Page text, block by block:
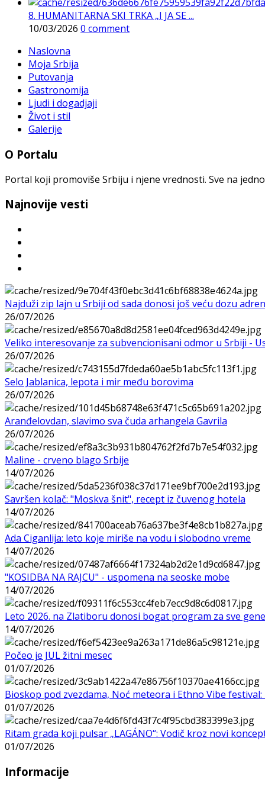
8. HUMANITARNA SKI TRKA „I JA SE ...
10/03/2026 0 comment
Naslovna
Moja Srbija
Putovanja
Gastronomija
Ljudi i dogadjaji
Život i stil
Galerije
O Portalu
Portal koji promoviše Srbiju i njene vrednosti. Sve na
Najnovije vesti
Najduži zip lajn u Srbiji od sada donosi još veću dozu
26/07/2026
Veliko interesovanje za subvencionisani odmor u Srbiji -
26/07/2026
Selo Jablanica, lepota i mir među borovima
26/07/2026
Aranđelovdan, slavimo sva čuda arhangela Gavrila
26/07/2026
Maline - crveno blago Srbije
14/07/2026
Savršen kolač: "Moskva šnit", recept iz čuvenog hotela
14/07/2026
Ada Ciganlija: leto koje miriše na vodu i slobodno vreme
14/07/2026
"KOSIDBA NA RAJCU" - uspomena na seoske mobe
14/07/2026
Leto 2026. na Zlatiboru donosi bogat program za sve
14/07/2026
Počeo je JUL žitni mesec
01/07/2026
Bioskop pod zvezdama, Noć meteora i Ethno Vibe
01/07/2026
Ritam grada koji pulsar „LAGÁNO“: Vodič kroz novi
01/07/2026
Informacije